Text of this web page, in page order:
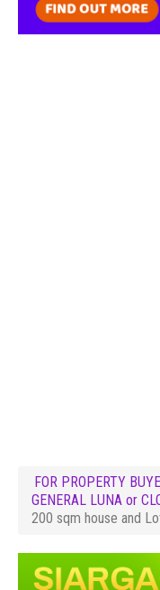
FOR PROPERTY
GENERAL LUNA or
200 sqm house and